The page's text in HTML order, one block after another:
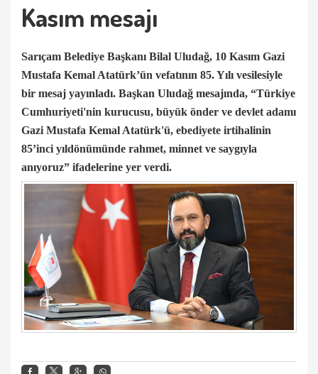
Kasım mesajı
Sarıçam Belediye Başkanı Bilal Uludağ, 10 Kasım Gazi
Mustafa Kemal Atatürk’ün vefatının 85. Yılı vesilesiyle
bir mesaj yayınladı. Başkan Uludağ mesajında, “Türkiye
Cumhuriyeti'nin kurucusu, büyük önder ve devlet adamı
Gazi Mustafa Kemal Atatürk'ü, ebediyete irtihalinin
85’inci yıldönümünde rahmet, minnet ve saygıyla
anıyoruz” ifadelerine yer verdi.